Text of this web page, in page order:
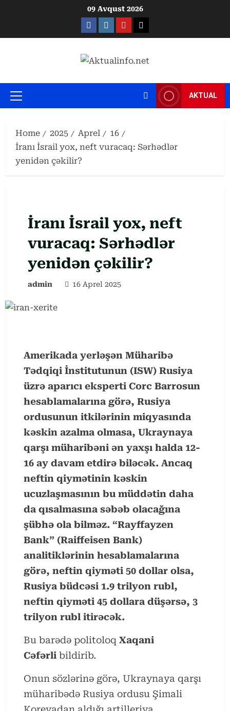
09 Avqust 2026
FacebookInstagram
Youtube
X
Primary
AKTUAL
Home 2025 Aprel
16
İranı İsrail yox, neft vuracaq: Sərhədlər
yenidən çəkilir?
İranı İsrail yox, neft
vuracaq: Sərhədlər
yenidən çəkilir?
admin 16 Aprel 2025
Amerikada yerləşən Müharibə
Tədqiqi İnstitutunun (ISW) Rusiya
üzrə aparıcı eksperti Corc Barrosun
hesablamalarına görə, Rusiya
ordusunun itkilərinin miqyasında
kəskin azalma olmasa, Ukraynaya
qarşı müharibəni ən yaxşı halda 12-
16 ay davam etdirə biləcək. Ancaq
neftin qiymətinin kəskin
ucuzlaşmasının bu müddətin daha
da qısalmasına səbəb olacağına
şübhə ola bilməz. “Rayffayzen
Bank” (Raiffeisen Bank)
analitiklərinin hesablamalarına
görə, neftin qiyməti 50 dollar olsa,
Rusiya büdcəsi 1.9 trilyon rubl,
neftin qiyməti 45 dollara düşərsə, 3
trilyon rubl itirəcək.
Bu barədə politoloq Xaqani
Cəfərli bildirib.
Onun sözlərinə görə, Ukraynaya qarşı
müharibədə Rusiya ordusu Şimali